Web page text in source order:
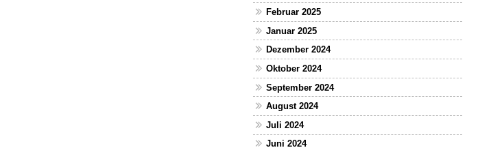
Februar 2025
Januar 2025
Dezember 2024
Oktober 2024
September 2024
August 2024
Juli 2024
Juni 2024